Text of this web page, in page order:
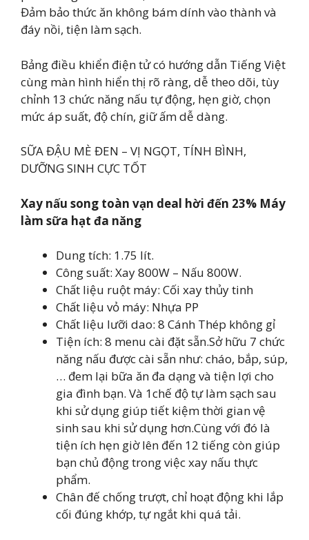
Đảm bảo thức ăn không bám dính vào thành và
đáy nồi, tiện làm sạch.
Bảng điều khiển điện tử có hướng dẫn Tiếng Việt
cùng màn hình hiển thị rõ ràng, dễ theo dõi, tùy
chỉnh 13 chức năng nấu tự động, hẹn giờ, chọn
mức áp suất, độ chín, giữ ấm dễ dàng.
SỮA ĐẬU MÈ ĐEN – VỊ NGỌT, TÍNH BÌNH,
DƯỠNG SINH CỰC TỐT
Xay nấu song toàn vạn deal hời đến 23% Máy
làm sữa hạt đa năng
Dung tích: 1.75 lít.
Công suất: Xay 800W – Nấu 800W.
Chất liệu ruột máy: Cối xay thủy tinh
Chất liệu vỏ máy: Nhựa PP
Chất liệu lưỡi dao: 8 Cánh Thép không gỉ
Tiện ích: 8 menu cài đặt sẵn.Sở hữu 7 chức
năng nấu được cài sẵn như: cháo, bắp, súp,
… đem lại bữa ăn đa dạng và tiện lợi cho
gia đình bạn. Và 1chế độ tự làm sạch sau
khi sử dụng giúp tiết kiệm thời gian vệ
sinh sau khi sử dụng hơn.Cùng với đó là
tiện ích hẹn giờ lên đến 12 tiếng còn giúp
bạn chủ động trong việc xay nấu thực
phẩm.
Chân đế chống trượt, chỉ hoạt động khi lắp
cối đúng khớp, tự ngắt khi quá tải.